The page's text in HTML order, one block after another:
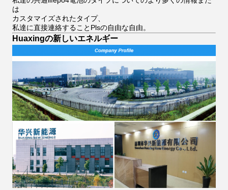
は
カスタマイズされたタイプ、
私達に直接連絡することPlsの自由な自由。
Huaxingの新しいエネルギー